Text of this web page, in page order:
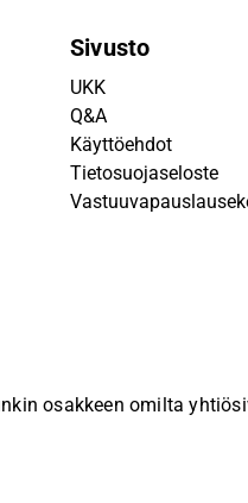
Sivusto
UKK
Q&A
Käyttöehdot
Tietosuojaseloste
osakkeen omilta